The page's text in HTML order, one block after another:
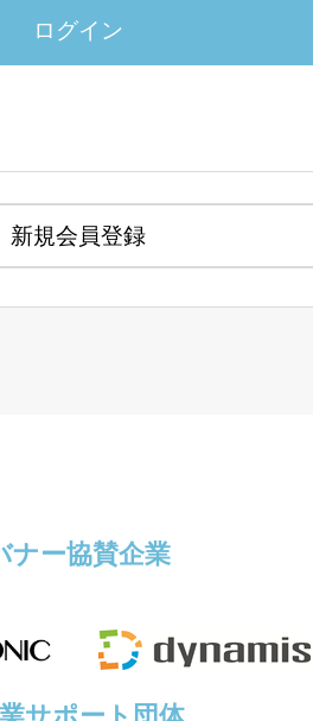
新規会員登録
ナー協賛企業
サポート団体